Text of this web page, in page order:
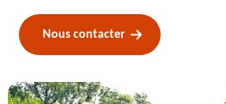
Nous contacter